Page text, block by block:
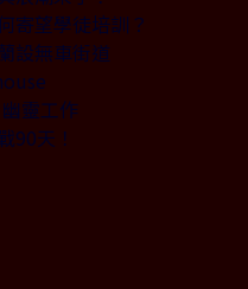
寄望學徒培訓？
設無車街道
靈工作
90天！